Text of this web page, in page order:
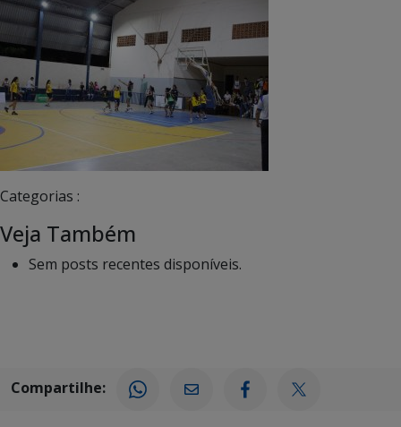
Categorias :
Veja Também
Sem posts recentes disponíveis.
Compartilhe: